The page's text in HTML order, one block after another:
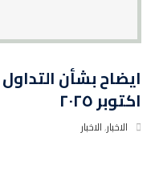
اكتوبر ٢٠٢٥
الاخبار,الاخبار